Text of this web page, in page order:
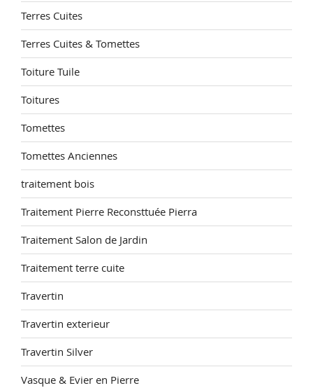
Terres Cuites
Terres Cuites & Tomettes
Toiture Tuile
Toitures
Tomettes
Tomettes Anciennes
traitement bois
Traitement Pierre Reconsttuée Pierra
Traitement Salon de Jardin
Traitement terre cuite
Travertin
Travertin exterieur
Travertin Silver
Vasque & Evier en Pierre